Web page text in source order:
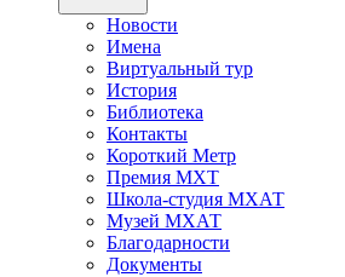
Новости
Имена
Виртуальный тур
История
Библиотека
Контакты
Короткий Метр
Премия МХТ
Школа-студия МХАТ
Музей МХАТ
Благодарности
Документы